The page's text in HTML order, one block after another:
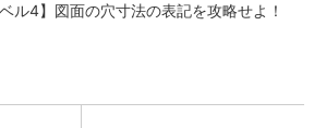
ベル4】図面の穴寸法の表記を攻略せよ！